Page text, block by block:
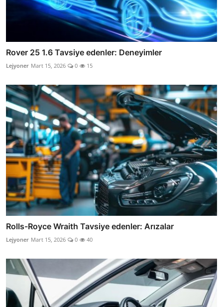
Rover 25 1.6 Tavsiye edenler: Deneyimler
Lejyoner Mart 15, 2026 0 15
Rolls-Royce Wraith Tavsiye edenler: Arızalar
Lejyoner Mart 15, 2026 0 40